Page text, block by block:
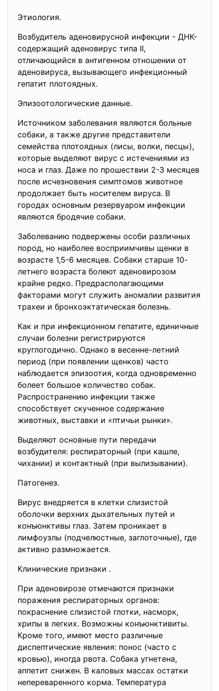
Этиология.
Возбудитель аденовирусной инфекции - ДНК-
содержащий аденовирус типа II,
отличающийся в антигенном отношении от
аденовируса, вызывающего инфекционный
гепатит плотоядных.
Эпизоотологические данные.
Источником заболевания являются больные
собаки, а также другие представители
семейства плотоядных (лисы, волки, песцы),
которые выделяют вирус с истечениями из
носа и глаз. Даже по прошествии 2-3 месяцев
после исчезновения симптомов животное
продолжает быть носителем вируса. В
городах основным резервуаром инфекции
являются бродячие собаки.
Заболеванию подвержены особи различных
пород, но наиболее восприимчивы щенки в
возрасте 1,5-6 месяцев. Собаки старше 10-
летнего возраста болеют аденовирозом
крайне редко. Предрасполагающими
факторами могут служить аномалии развития
трахеи и бронхоэктатическая болезнь.
Как и при инфекционном гепатите, единичные
случаи болезни регистрируются
круглогодично. Однако в весенне-летний
период (при появлении щенков) часто
наблюдается эпизоотия, когда одновременно
болеет большое количество собак.
Распространению инфекции также
способствует скученное содержание
животных, выставки и «птичьи рынки».
Выделяют основные пути передачи
возбудителя: респираторный (при кашле,
чихании) и контактный (при вылизывании).
Патогенез.
Вирус внедряется в клетки слизистой
оболочки верхних дыхательных путей и
конъюнктивы глаз. Затем проникает в
лимфоузлы (подчелюстные, заглоточные), где
активно размножается.
Клинические признаки .
При аденовирозе отмечаются признаки
поражения респираторных органов:
покраснение слизистой глотки, насморк,
хрипы в легких. Возможны конъюнктивиты.
Кроме того, имеют место различные
диспептические явления: понос (часто с
кровью), иногда рвота. Собака угнетена,
аппетит снижен. В каловых массах остатки
непереваренного корма. Температура